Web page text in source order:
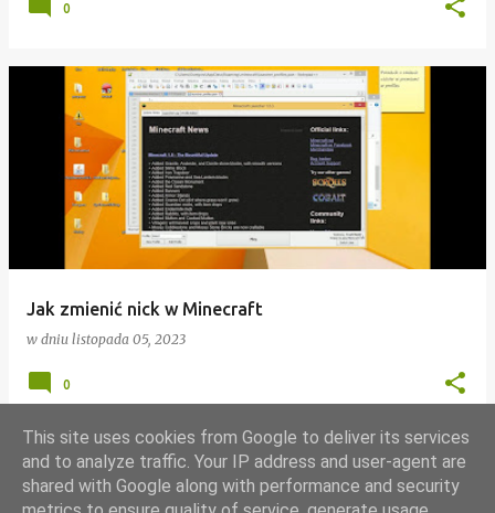
0
Jak zmienić nick w Minecraft
w dniu listopada 05, 2023
0
WIĘCEJ POSTÓW
This site uses cookies from Google to deliver its services
and to analyze traffic. Your IP address and user-agent are
shared with Google along with performance and security